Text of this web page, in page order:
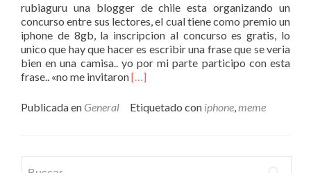
rubiaguru una blogger de chile esta organizando un
concurso entre sus lectores, el cual tiene como premio un
iphone de 8gb, la inscripcion al concurso es gratis, lo
unico que hay que hacer es escribir una frase que se veria
bien en una camisa.. yo por mi parte participo con esta
frase.. «no me invitaronLeer
de
camisas
un
[…]
Publicada en General Etiquetado con iphone,meme